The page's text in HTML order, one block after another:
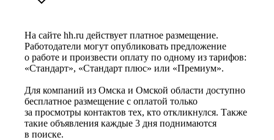
На сайте hh.ru действует платное размещение.
Работодатели могут опубликовать предложение
о работе и произвести оплату по одному из тарифов:
«Стандарт», «Стандарт плюс» или «Премиум».
Для компаний из Омска и Омской области доступно
бесплатное размещение с оплатой только
за просмотры контактов тех, кто откликнулся. Также
такие объявления каждые 3 дня поднимаются
в поиске.